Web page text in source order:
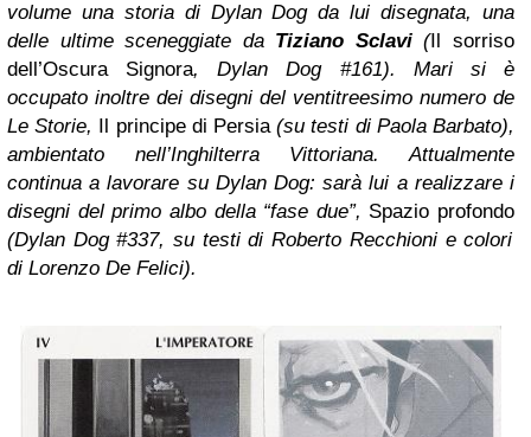
volume una storia di Dylan Dog da lui disegnata, una
delle ultime sceneggiate da Tiziano Sclavi(Il sorriso
dell’Oscura Signora, Dylan Dog #161). Mari si è
occupato inoltre dei disegni del ventitreesimo numero de
Le Storie, Il principe di Persia(su testi di Paola Barbato),
ambientato nell’Inghilterra Vittoriana. Attualmente
continua a lavorare su Dylan Dog: sarà lui a realizzare i
disegni del primo albo della “fase due”, Spazio profondo
(Dylan Dog #337, su testi di Roberto Recchioni e colori
di Lorenzo De Felici).